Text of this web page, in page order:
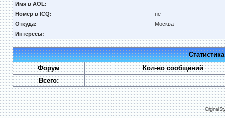
Имя в AOL:
Номер в ICQ:
нет
Откуда:
Москва
Интересы:
Форум
Кол-во сообщений
Всего:
Original